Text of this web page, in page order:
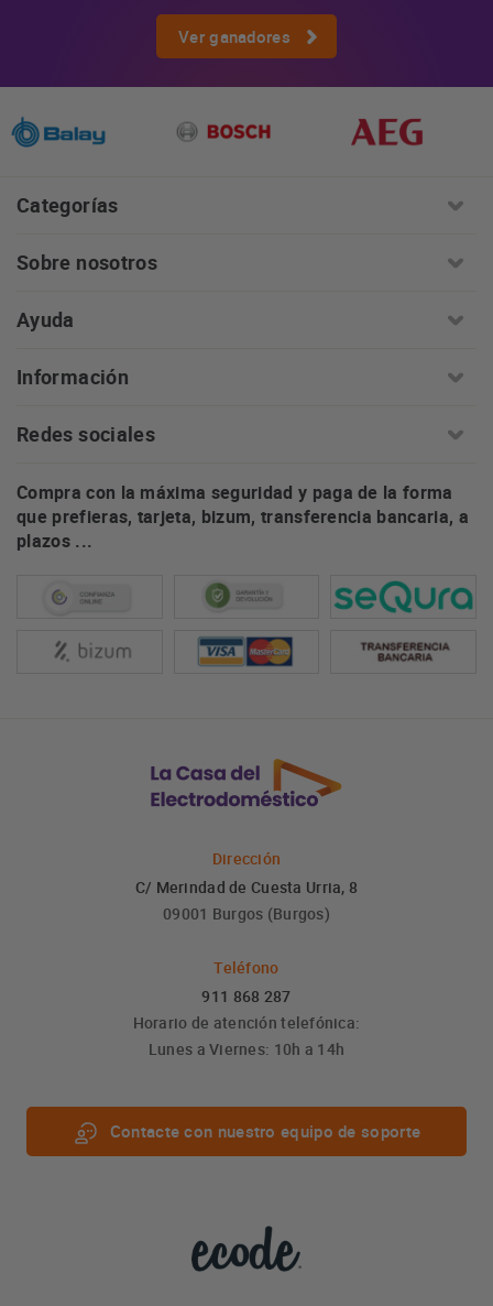
Ver ganadores
Categorías
Sobre nosotros
Ayuda
Información
Redes sociales
Compra con la máxima seguridad y paga de la forma
que prefieras, tarjeta, bizum, transferencia bancaria, a
plazos ...
Dirección
C/ Merindad de Cuesta Urria, 8
09001 Burgos (Burgos)
Teléfono
911 868 287
Horario de atención telefónica:
Lunes a Viernes: 10h a 14h
Contacte con nuestro equipo de soporte